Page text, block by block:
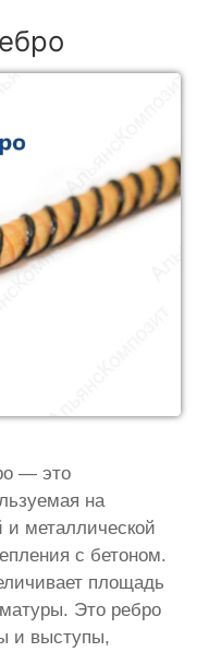
— это
на
и металлической
с бетоном.
площадь
Это ребро
и выступы,